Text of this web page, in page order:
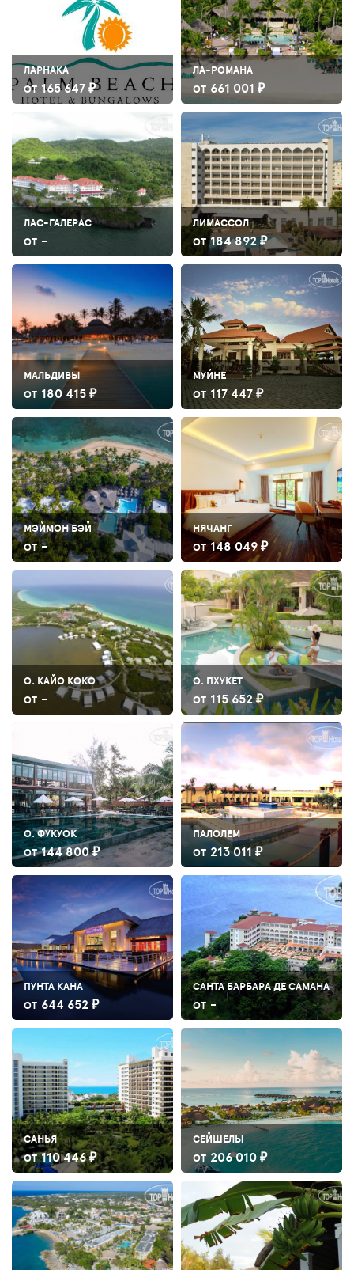
ЛАРНАКА
ОТ 165 647 ₽
ЛА-РОМАНА
ОТ 661 001 ₽
ЛАС-ГАЛЕРАС
ОТ -
ЛИМАССОЛ
ОТ 184 892 ₽
МАЛЬДИВЫ
ОТ 180 415 ₽
МУЙНЕ
ОТ 117 447 ₽
МЭЙМОН БЭЙ
ОТ -
НЯЧАНГ
ОТ 148 049 ₽
О. КАЙО КОКО
ОТ -
О. ПХУКЕТ
ОТ 115 652 ₽
О. ФУКУОК
ОТ 144 800 ₽
ПАЛОЛЕМ
ОТ 213 011 ₽
ПУНТА КАНА
ОТ 644 652 ₽
САНТА БАРБАРА ДЕ САМАНА
ОТ -
САНЬЯ
ОТ 110 446 ₽
СЕЙШЕЛЫ
ОТ 206 010 ₽